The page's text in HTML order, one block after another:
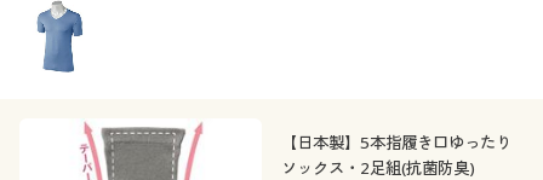
【日本製】5本指履き口ゆったり
ソックス・2足組(抗菌防臭)